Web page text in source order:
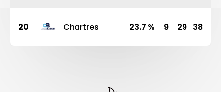
20 Chartres 23.7 % 9 29 38